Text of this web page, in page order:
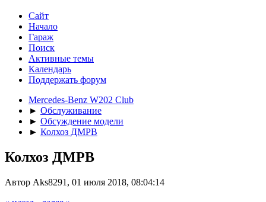
Сайт
Начало
Гараж
Поиск
Активные темы
Календарь
Поддержать форум
Mercedes-Benz W202 Club
► Обслуживание
► Обсуждение модели
► Колхоз ДМРВ
Колхоз ДМРВ
Автор Aks8291, 01 июля 2018, 08:04:14